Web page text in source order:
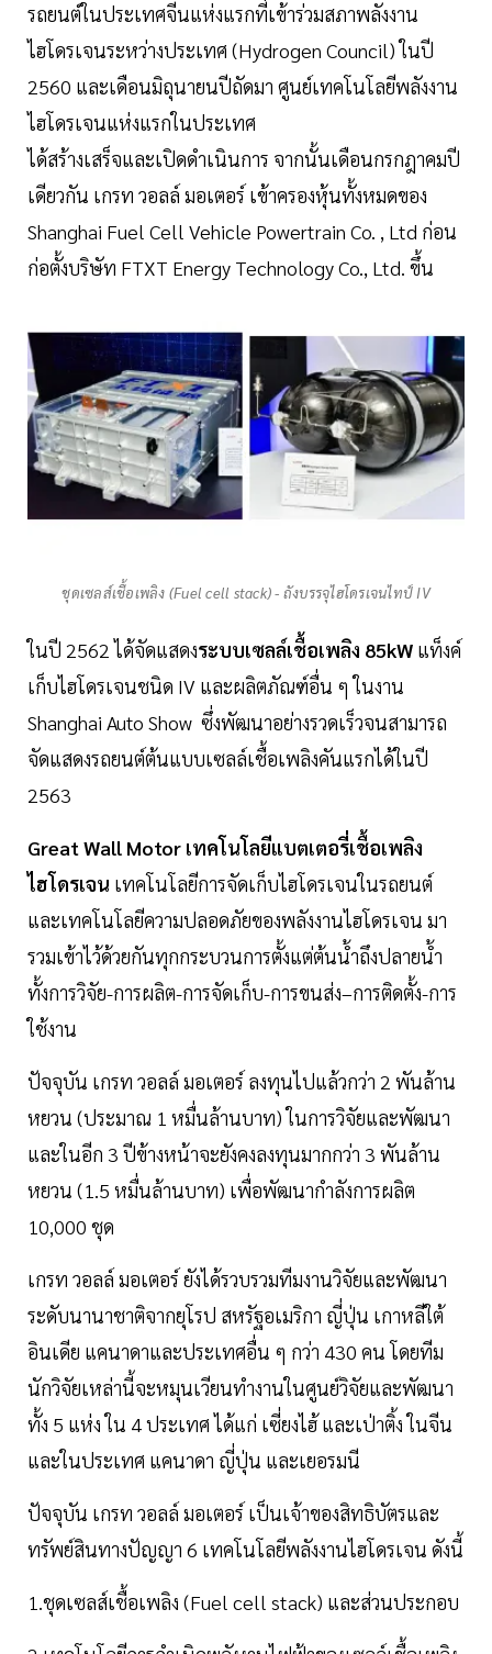
รถยนต์ในประเทศจีนแห่งแรกที่เข้าร่วมสภาพลังงาน
ไฮโดรเจนระหว่างประเทศ (Hydrogen Council) ในปี
2560 และเดือนมิถุนายนปีถัดมา ศูนย์เทคโนโลยีพลังงาน
ไฮโดรเจนแห่งแรกในประเทศ
ได้สร้างเสร็จและเปิดดำเนินการ จากนั้นเดือนกรกฎาคมปี
เดียวกัน เกรท วอลล์ มอเตอร์ เข้าครองหุ้นทั้งหมดของ
Shanghai Fuel Cell Vehicle Powertrain Co. , Ltd ก่อน
ก่อตั้งบริษัท FTXT Energy Technology Co., Ltd. ขึ้น
ชุดเซลส์เชื้อเพลิง (Fuel cell stack) - ถังบรรจุไฮโดรเจนไทป์ IV
ในปี 2562 ได้จัดแสดงระบบเซลล์เชื้อเพลิง 85kW แท็งค์
เก็บไฮโดรเจนชนิด IV และผลิตภัณฑ์อื่น ๆ ในงาน
Shanghai Auto Show ซึ่งพัฒนาอย่างรวดเร็วจนสามารถ
จัดแสดงรถยนต์ต้นแบบเซลล์เชื้อเพลิงคันแรกได้ในปี
2563
Great Wall Motor เทคโนโลยีแบตเตอรี่เชื้อเพลิง
ไฮโดรเจน เทคโนโลยีการจัดเก็บไฮโดรเจนในรถยนต์
และเทคโนโลยีความปลอดภัยของพลังงานไฮโดรเจน มา
รวมเข้าไว้ด้วยกันทุกกระบวนการตั้งแต่ต้นน้ำถึงปลายน้ำ
ทั้งการวิจัย-การผลิต-การจัดเก็บ-การขนส่ง–การติดตั้ง-การ
ใช้งาน
ปัจจุบัน เกรท วอลล์ มอเตอร์ ลงทุนไปแล้วกว่า 2 พันล้าน
หยวน (ประมาณ 1 หมื่นล้านบาท) ในการวิจัยและพัฒนา
และในอีก 3 ปีข้างหน้าจะยังคงลงทุนมากกว่า 3 พันล้าน
หยวน (1.5 หมื่นล้านบาท) เพื่อพัฒนากำลังการผลิต
10,000 ชุด
เกรท วอลล์ มอเตอร์ ยังได้รวบรวมทีมงานวิจัยและพัฒนา
ระดับนานาชาติจากยุโรป สหรัฐอเมริกา ญี่ปุ่น เกาหลีใต้
อินเดีย แคนาดาและประเทศอื่น ๆ กว่า 430 คน โดยทีม
นักวิจัยเหล่านี้จะหมุนเวียนทำงานในศูนย์วิจัยและพัฒนา
ทั้ง 5 แห่ง ใน 4 ประเทศ ได้แก่ เซี่ยงไฮ้ และเป่าติ้ง ในจีน
และในประเทศ แคนาดา ญี่ปุ่น และเยอรมนี
ปัจจุบัน เกรท วอลล์ มอเตอร์ เป็นเจ้าของสิทธิบัตรและ
ทรัพย์สินทางปัญญา 6 เทคโนโลยีพลังงานไฮโดรเจน ดังนี้
1.ชุดเซลส์เชื้อเพลิง (Fuel cell stack) และส่วนประกอบ